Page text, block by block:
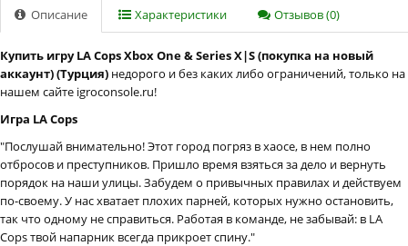
Описание Характеристики Отзывов (0)
Купить игру LA Cops Xbox One & Series X|S (покупка на новый
аккаунт) (Турция) недорого и без каких либо ограничений, только на
нашем сайте igroconsole.ru!
Игра LA Cops
"Послушай внимательно! Этот город погряз в хаосе, в нем полно
отбросов и преступников. Пришло время взяться за дело и вернуть
порядок на наши улицы. Забудем о привычных правилах и действуем
по-своему. У нас хватает плохих парней, которых нужно остановить,
так что одному не справиться. Работая в команде, не забывай: в LA
Cops твой напарник всегда прикроет спину."